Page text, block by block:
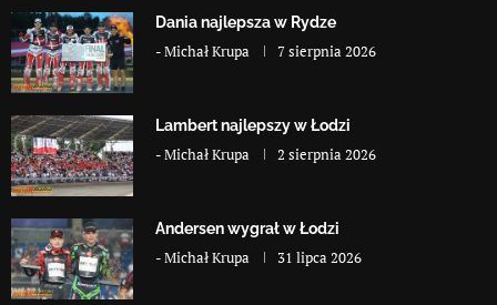
Dania najlepsza w Rydze
-Michał Krupa 7 sierpnia 2026
Lambert najlepszy w Łodzi
-Michał Krupa 2 sierpnia 2026
Andersen wygrał w Łodzi
-Michał Krupa 31 lipca 2026